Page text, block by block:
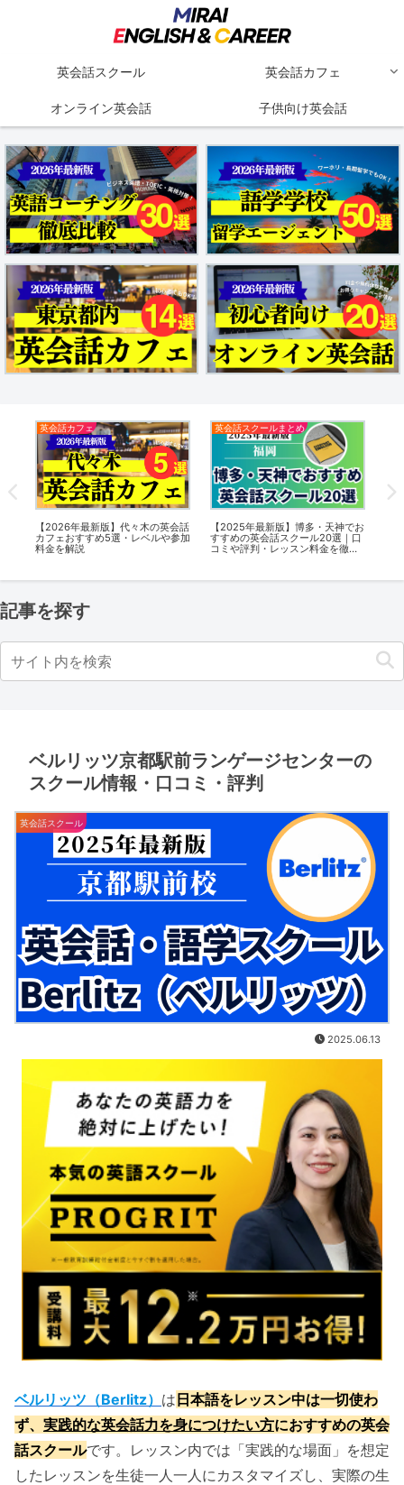
英会話スクール 英会話カフェ
オンライン英会話 子供向け英会話
英会話カフェ
【2026年最新版】代々木の英会話
カフェおすすめ5選・レベルや参加
料金を解説
英会話スクールまとめ
【2025年最新版】博多・天神でお
すすめの英会話スクール20選｜口
コミや評判・レッスン料金を徹底
記事を探す
ベルリッツ京都駅前ランゲージセンターの
スクール情報・口コミ・評判
英会話スクール
2025.06.13
ベルリッツ（Berlitz） は日本語をレッスン中は一切使わ
ず、 実践的な英会話力を身につけたい方におすすめの英会
話スクールです。レッスン内では「実践的な場面」を想定
したレッスンを生徒一人一人にカスタマイズし、実際の生